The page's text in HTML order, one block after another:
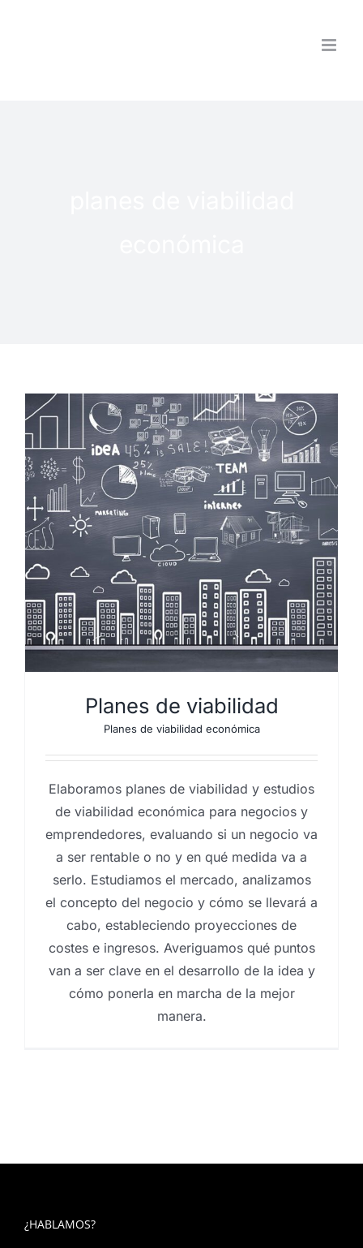
Planes de viabilidad
Planes de viabilidad económica
Elaboramos planes de viabilidad y estudios
de viabilidad económica para negocios y
emprendedores, evaluando si un negocio va
a ser rentable o no y en qué medida va a
serlo. Estudiamos el mercado, analizamos
el concepto del negocio y cómo se llevará a
cabo, estableciendo proyecciones de
costes e ingresos. Averiguamos qué puntos
van a ser clave en el desarrollo de la idea y
cómo ponerla en marcha de la mejor
manera.
¿HABLAMOS?